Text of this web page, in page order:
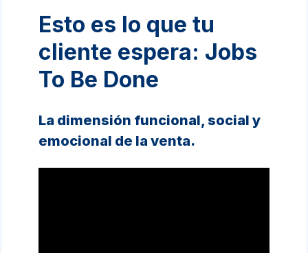
Esto es lo que tu
cliente espera: Jobs
To Be Done
La dimensión funcional, social y
emocional de la venta.